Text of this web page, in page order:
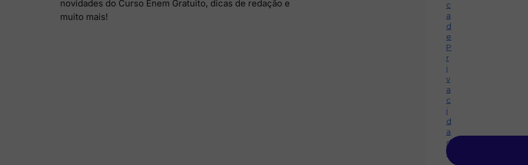
novidades do Curso Enem Gratuito, dicas de redação e
muito mais!
c
a
d
e
P
r
i
v
a
c
i
d
a
d
e